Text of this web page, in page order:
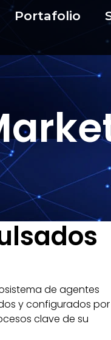
Portafolio
de agentes
y configurados por
clave de su